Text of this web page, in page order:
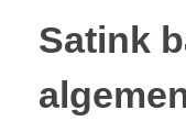
Satink